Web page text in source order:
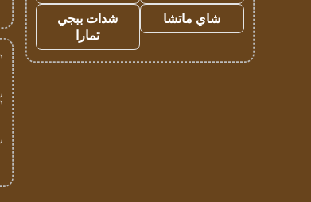
شاي ماتشا
شدات ببجي
تمارا